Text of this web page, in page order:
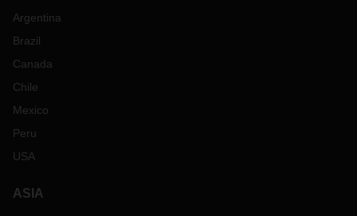
Argentina
Brazil
Canada
Chile
Mexico
Peru
USA
ASIA